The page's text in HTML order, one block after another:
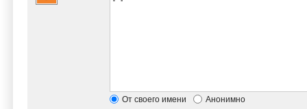
От своего имени Анонимно